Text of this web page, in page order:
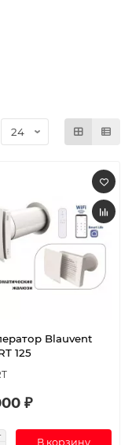
Blauvent
125
₽
В корзину